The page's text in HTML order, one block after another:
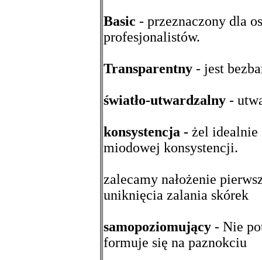
Basic - przeznaczony dla
profesjonalistów.
Transparentny - jest
światło-utwardzalny-
konsystencja - żel idealnie
miodowej konsystencji.
zalecamy nałożenie
uniknięcia zalania skórek
samopoziomujący- Nie
formuje się na paznokciu